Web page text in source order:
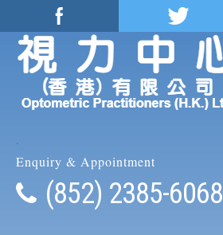
Enquiry & Appointment
(852) 2385-6068